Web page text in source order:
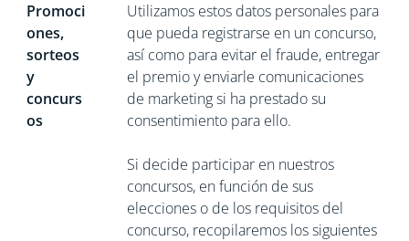
Promoci
ones,
sorteos
y
concurs
os
Utilizamos estos datos personales para
que pueda registrarse en un concurso,
así como para evitar el fraude, entregar
el premio y enviarle comunicaciones
de marketing si ha prestado su
consentimiento para ello.
Si decide participar en nuestros
concursos, en función de sus
elecciones o de los requisitos del
concurso, recopilaremos los siguientes